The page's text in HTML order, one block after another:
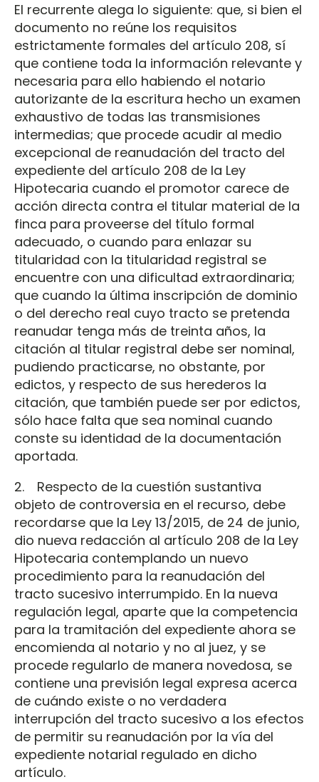
El recurrente alega lo siguiente: que, si bien el
documento no reúne los requisitos
estrictamente formales del artículo 208, sí
que contiene toda la información relevante y
necesaria para ello habiendo el notario
autorizante de la escritura hecho un examen
exhaustivo de todas las transmisiones
intermedias; que procede acudir al medio
excepcional de reanudación del tracto del
expediente del artículo 208 de la Ley
Hipotecaria cuando el promotor carece de
acción directa contra el titular material de la
finca para proveerse del título formal
adecuado, o cuando para enlazar su
titularidad con la titularidad registral se
encuentre con una dificultad extraordinaria;
que cuando la última inscripción de dominio
o del derecho real cuyo tracto se pretenda
reanudar tenga más de treinta años, la
citación al titular registral debe ser nominal,
pudiendo practicarse, no obstante, por
edictos, y respecto de sus herederos la
citación, que también puede ser por edictos,
sólo hace falta que sea nominal cuando
conste su identidad de la documentación
aportada.
2. Respecto de la cuestión sustantiva
objeto de controversia en el recurso, debe
recordarse que la Ley 13/2015, de 24 de junio,
dio nueva redacción al artículo 208 de la Ley
Hipotecaria contemplando un nuevo
procedimiento para la reanudación del
tracto sucesivo interrumpido. En la nueva
regulación legal, aparte que la competencia
para la tramitación del expediente ahora se
encomienda al notario y no al juez, y se
procede regularlo de manera novedosa, se
contiene una previsión legal expresa acerca
de cuándo existe o no verdadera
interrupción del tracto sucesivo a los efectos
de permitir su reanudación por la vía del
expediente notarial regulado en dicho
artículo.